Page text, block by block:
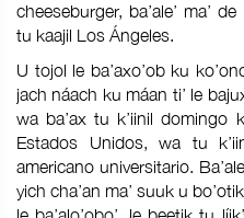
cheeseburger, ba’ale’ ma’
tu kaajil Los Ángeles.
U tojol le ba’axo’ob ku
jach náach ku máan ti’ le
wa ba’ax tu k’iinil domingo
Estados Unidos, wa tu
americano universitario.
yich cha’an ma’ suuk u